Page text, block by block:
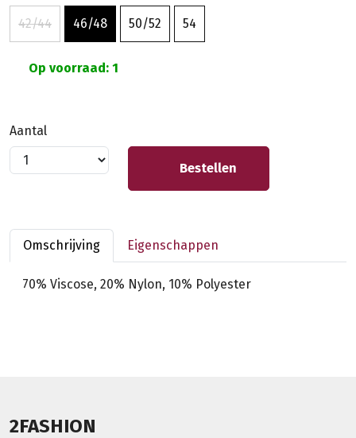
42/44 46/48 50/52 54
Op voorraad: 1
Aantal
Bestellen
Omschrijving Eigenschappen
70% Viscose, 20% Nylon, 10% Polyester
2FASHION